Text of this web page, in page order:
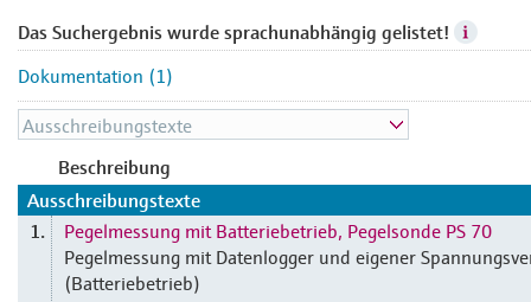
Das Suchergebnis wurde sprachunabhängig gelistet!
Dokumentation (1)
Beschreibung
Ausschreibungstexte
1.
Pegelmessung mit Batteriebetrieb, Pegelsonde PS 70
Pegelmessung mit Datenlogger und eigener
(Batteriebetrieb)